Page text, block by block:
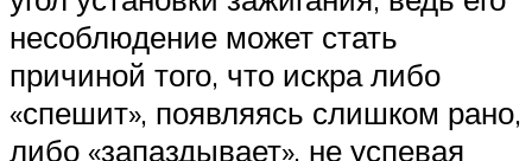
несоблюдение может стать
причиной того, что искра либо
«спешит», появляясь слишком рано,
либо «запаздывает», не успевая